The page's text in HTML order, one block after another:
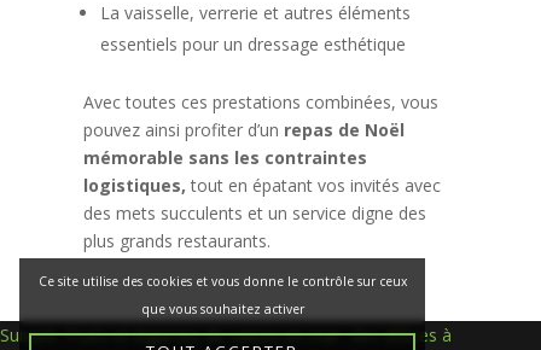
La vaisselle, verrerie et autres éléments
essentiels pour un dressage esthétique
Avec toutes ces prestations combinées, vous
pouvez ainsi profiter d’un repas de Noël
mémorable sans les contraintes
logistiques, tout en épatant vos invités avec
des mets succulents et un service digne des
plus grands restaurants.
Navigation
Suivant: Fruits et légumes de saison en mai : des délices à
Ce site utilise des cookies et vous donne le contrôle sur ceux
que vous souhaitez activer